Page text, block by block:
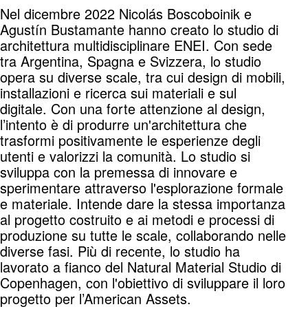
Nel dicembre 2022 Nicolás Boscoboinik e
Agustín Bustamante hanno creato lo studio di
architettura multidisciplinare ENEI. Con sede
tra Argentina, Spagna e Svizzera, lo studio
opera su diverse scale, tra cui design di mobili,
installazioni e ricerca sui materiali e sul
digitale. Con una forte attenzione al design,
l’intento è di produrre un'architettura che
trasformi positivamente le esperienze degli
utenti e valorizzi la comunità. Lo studio si
sviluppa con la premessa di innovare e
sperimentare attraverso l'esplorazione formale
e materiale. Intende dare la stessa importanza
al progetto costruito e ai metodi e processi di
produzione su tutte le scale, collaborando nelle
diverse fasi. Più di recente, lo studio ha
lavorato a fianco del Natural Material Studio di
Copenhagen, con l'obiettivo di sviluppare il loro
progetto per l’American Assets.